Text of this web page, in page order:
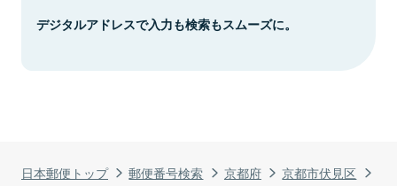
日本郵便トップ 郵便番号検索 京都府
京都市伏見区
デジタルアドレスで入力も検索もスムーズに。